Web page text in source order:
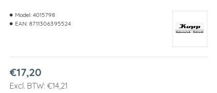
€17,20
Excl. BTW: €14,21
Model: 4015798
EAN: 8711306395524